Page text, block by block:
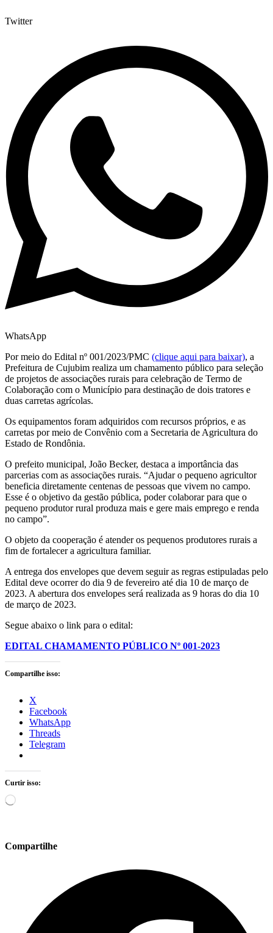
Twitter
WhatsApp
Por meio do Edital nº 001/2023/PMC (clique aqui para baixar), a
Prefeitura de Cujubim realiza um chamamento público para seleção
de projetos de associações rurais para celebração de Termo de
Colaboração com o Município para destinação de dois tratores e
duas carretas agrícolas.
Os equipamentos foram adquiridos com recursos próprios, e as
carretas por meio de Convênio com a Secretaria de Agricultura do
Estado de Rondônia.
O prefeito municipal, João Becker, destaca a importância das
parcerias com as associações rurais. “Ajudar o pequeno agricultor
beneficia diretamente centenas de pessoas que vivem no campo.
Esse é o objetivo da gestão pública, poder colaborar para que o
pequeno produtor rural produza mais e gere mais emprego e renda
no campo”.
O objeto da cooperação é atender os pequenos produtores rurais a
fim de fortalecer a agricultura familiar.
A entrega dos envelopes que devem seguir as regras estipuladas pelo
Edital deve ocorrer do dia 9 de fevereiro até dia 10 de março de
2023. A abertura dos envelopes será realizada as 9 horas do dia 10
de março de 2023.
Segue abaixo o link para o edital:
EDITAL CHAMAMENTO PÚBLICO Nº 001-2023
Compartilhe isso:
X
Facebook
WhatsApp
Threads
Telegram
Curtir isso:
Carregando...
Compartilhe